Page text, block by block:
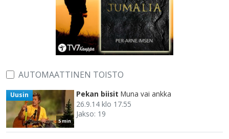
AUTOMAATTINEN TOISTO
5 min
Uusin Pekan biisit Muna vai ankka
26.9.14 klo 17.55
Jakso: 19